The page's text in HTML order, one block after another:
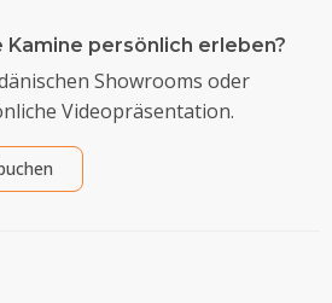
Kamine persönlich erleben?
Showrooms oder
Videopräsentation.